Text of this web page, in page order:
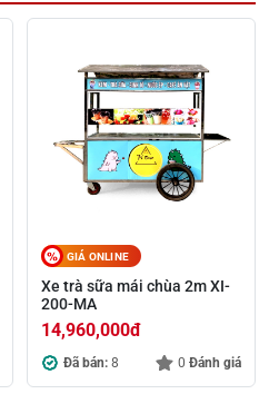
GIÁ ONLINE
Xe trà sữa mái chùa 2m XI-
200-MA
14,960,000đ
Đã bán: 8 0 Đánh giá